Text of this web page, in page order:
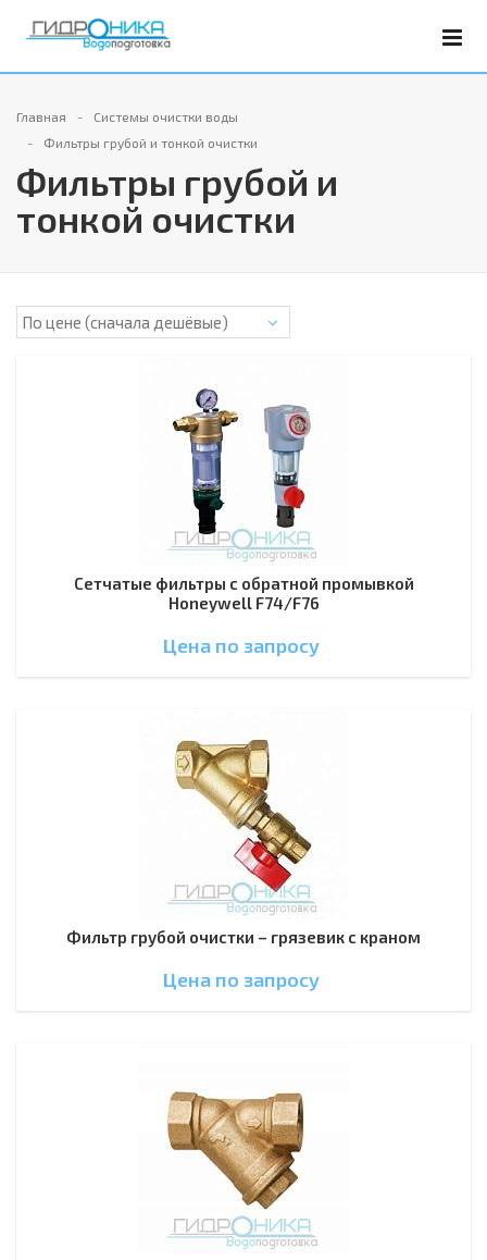
Главная
Системы очистки воды
Фильтры грубой и тонкой очистки
Фильтры грубой и
тонкой очистки
Сетчатые фильтры с обратной промывкой
Honeywell F74/F76
Цена по запросу
Фильтр грубой очистки – грязевик с краном
Цена по запросу